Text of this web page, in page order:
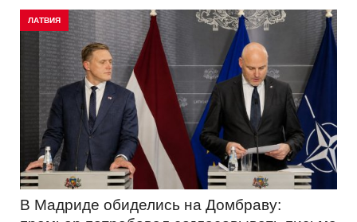
ЛАТВИЯ
В Мадриде обиделись на Домбраву: